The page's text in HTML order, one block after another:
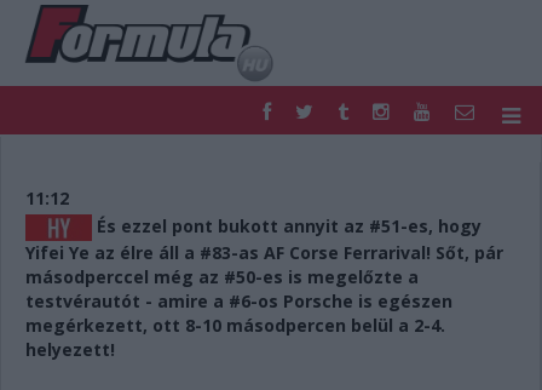
FORMULA
NEMZETKÖZI
HAZAI
RETRO
EGYÉB
PODCAST
SHOP
LIVE
TIPPJÁTÉK
DIGITÁLIS MAGAZIN
PONTÁLLÁSOK
11:12
És ezzel pont bukott annyit az #51-es, hogy
Yifei Ye az élre áll a #83-as AF Corse Ferrarival! Sőt, pár
másodperccel még az #50-es is megelőzte a
testvérautót - amire a #6-os Porsche is egészen
megérkezett, ott 8-10 másodpercen belül a 2-4.
helyezett!